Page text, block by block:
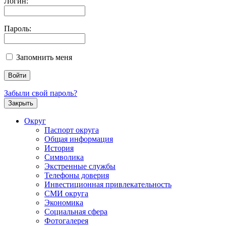
Пароль:
Запомнить меня
Забыли свой пароль?
Закрыть
Округ
Паспорт округа
Общая информация
История
Символика
Экстренные службы
Телефоны доверия
Инвестиционная привлекательность
СМИ округа
Экономика
Социальная сфера
Фотогалерея